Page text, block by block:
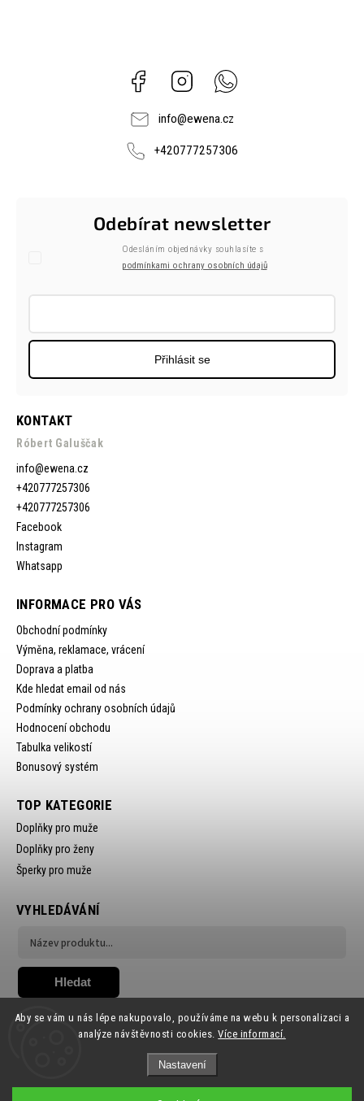
Aby se vám u nás lépe nakupovalo, používáme na webu k personalizaci a
analýze návštěvnosti cookies.Více informací.
Nastavení
Facebook Instagram
info@ewena.cz
+420777257306
KONTAKT
Róbert Galuščak
info@ewena.cz
+420777257306
+420777257306
Facebook
Instagram
Whatsapp
INFORMACE PRO VÁS
Obchodní podmínky
Výměna, reklamace, vrácení
Doprava a platba
Kde hledat email od nás
Podmínky ochrany osobních údajů
Hodnocení obchodu
Tabulka velikostí
Bonusový systém
Odebírat newsletter
Odesláním objednávky souhlasíte s
podmínkami ochrany osobních údajů
Přihlásit se
TOP KATEGORIE
Doplňky pro muže
Doplňky pro ženy
Šperky pro muže
VYHLEDÁVÁNÍ
Hledat
Ewena.CZ. Všechna práva vyhrazena.